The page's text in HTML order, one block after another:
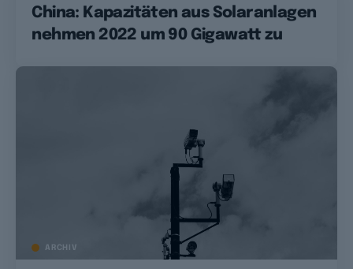
China: Kapazitäten aus Solaranlagen
nehmen 2022 um 90 Gigawatt zu
ARCHIV